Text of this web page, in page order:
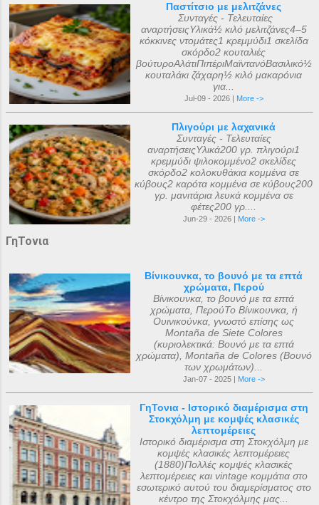
Παστίτσιο με μελιτζάνες
Συνταγές - Τελευταίες
αναρτήσειςΥλικά½ κιλό μελιτζάνες4–5
κόκκινες ντομάτες1 κρεμμύδι1 σκελίδα
σκόρδο2 κουταλιές
βούτυροΑλάτιΠιπέριΜαϊντανόΒασιλικό½
κουταλάκι ζάχαρη½ κιλό μακαρόνια
για...
Jul-09 - 2026 | More ->
Πλιγούρι με λαχανικά
Συνταγές - Τελευταίες
αναρτήσειςΥλικά200 γρ. πλιγούρι1
κρεμμύδι ψιλοκομμένο2 σκελίδες
σκόρδο2 κολοκυθάκια κομμένα σε
κύβους2 καρότα κομμένα σε κύβους200
γρ. μανιτάρια λευκά κομμένα σε
φέτες200 γρ....
Jun-29 - 2026 | More ->
ΓηΤονια
Βίνικουνκα, το βουνό με τα επτά
χρώματα, Περού
Βίνικουνκα, το βουνό με τα επτά
χρώματα, ΠερούΤο Βίνικουνκα, ή
Ουινικούνκα, γνωστό επίσης ως
Montaña de Siete Colores
(κυριολεκτικά: Βουνό με τα επτά
χρώματα), Montaña de Colores (Βουνό
των χρωμάτων)...
Jan-07 - 2025 | More ->
ΓηΤονια - Ιστορικό διαμέρισμα στη
Στοκχόλμη με κομψές κλασικές
λεπτομέρειες
Ιστορικό διαμέρισμα στη Στοκχόλμη με
κομψές κλασικές λεπτομέρειες
(1880)Πολλές κομψές κλασικές
λεπτομέρειες και vintage κομμάτια στο
εσωτερικό αυτού του διαμερίσματος στο
κέντρο της Στοκχόλμης μας...